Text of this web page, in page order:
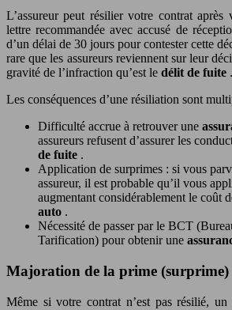
L’assureur peut résilier votre contrat
lettre recommandée avec accusé de
d’un délai de 30 jours pour contester cette
rare que les assureurs reviennent sur leur
gravité de l’infraction qu’est le délit de fuite .
Les conséquences d’une résiliation sont
Difficulté accrue à retrouver une
assureurs refusent d’assurer les
de fuite .
Application de surprimes : si vous
assureur, il est probable qu’il vous
augmentant considérablement le coût
auto .
Nécessité de passer par le BCT
Tarification) pour obtenir une
Majoration de la prime (surprime)
Même si votre contrat n’est pas résilié, un